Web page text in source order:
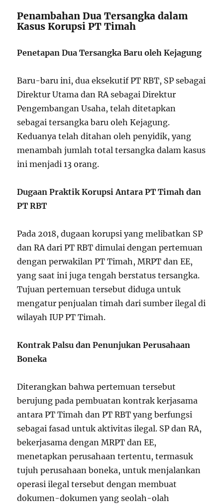
Penambahan Dua Tersangka dalam
Kasus Korupsi PT Timah
Penetapan Dua Tersangka Baru oleh Kejagung
Baru-baru ini, dua eksekutif PT RBT, SP sebagai
Direktur Utama dan RA sebagai Direktur
Pengembangan Usaha, telah ditetapkan
sebagai tersangka baru oleh Kejagung.
Keduanya telah ditahan oleh penyidik, yang
menambah jumlah total tersangka dalam kasus
ini menjadi 13 orang.
Dugaan Praktik Korupsi Antara PT Timah dan
PT RBT
Pada 2018, dugaan korupsi yang melibatkan SP
dan RA dari PT RBT dimulai dengan pertemuan
dengan perwakilan PT Timah, MRPT dan EE,
yang saat ini juga tengah berstatus tersangka.
Tujuan pertemuan tersebut diduga untuk
mengatur penjualan timah dari sumber ilegal di
wilayah IUP PT Timah.
Kontrak Palsu dan Penunjukan Perusahaan
Boneka
Diterangkan bahwa pertemuan tersebut
berujung pada pembuatan kontrak kerjasama
antara PT Timah dan PT RBT yang berfungsi
sebagai fasad untuk aktivitas ilegal. SP dan RA,
bekerjasama dengan MRPT dan EE,
menetapkan perusahaan tertentu, termasuk
tujuh perusahaan boneka, untuk menjalankan
operasi ilegal tersebut dengan membuat
dokumen-dokumen yang seolah-olah